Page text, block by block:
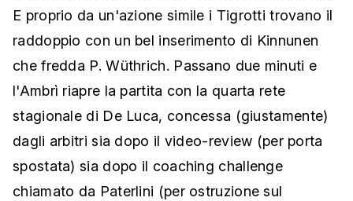
E proprio da un'azione simile i Tigrotti trovano il
raddoppio con un bel inserimento di Kinnunen
che fredda P. Wüthrich. Passano due minuti e
l'Ambrì riapre la partita con la quarta rete
stagionale di De Luca, concessa (giustamente)
dagli arbitri sia dopo il video-review (per porta
spostata) sia dopo il coaching challenge
chiamato da Paterlini (per ostruzione sul